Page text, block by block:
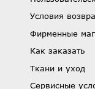
Условия
Фирменные
Как заказать
Ткани и уход
Сервисные